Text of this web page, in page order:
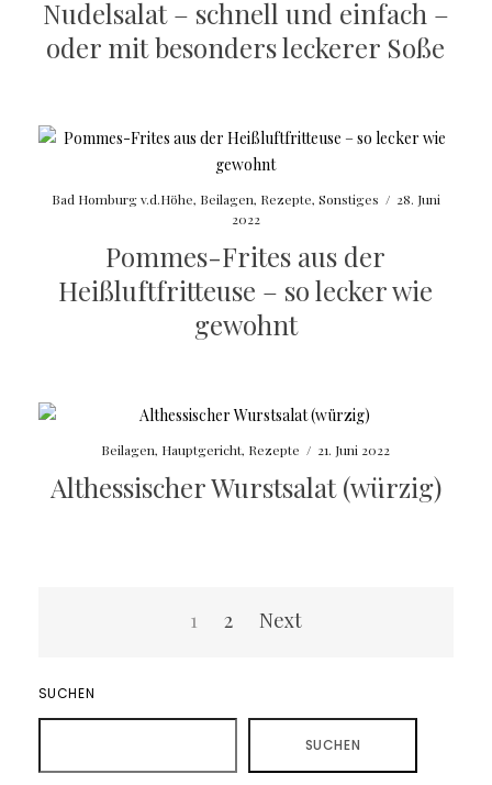
Nudelsalat – schnell und einfach –
oder mit besonders leckerer Soße
Bad Homburg v.d.Höhe, Beilagen, Rezepte, Sonstiges / 28. Juni
2022
Pommes-Frites aus der
Heißluftfritteuse – so lecker wie
gewohnt
Beilagen, Hauptgericht, Rezepte / 21. Juni 2022
Althessischer Wurstsalat (würzig)
1 2 Next
SUCHEN
SUCHEN